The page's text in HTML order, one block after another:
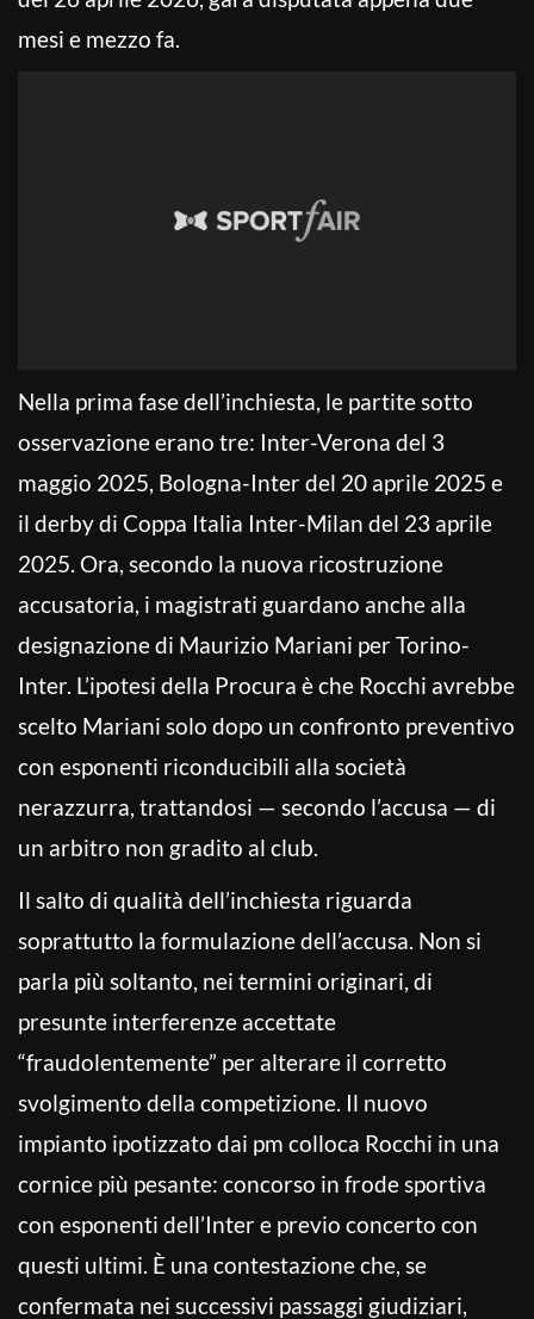
mesi e mezzo fa.
Nella prima fase dell’inchiesta, le partite sotto
osservazione erano tre: Inter-Verona del 3
maggio 2025, Bologna-Inter del 20 aprile 2025 e
il derby di Coppa Italia Inter-Milan del 23 aprile
2025. Ora, secondo la nuova ricostruzione
accusatoria, i magistrati guardano anche alla
designazione di Maurizio Mariani per Torino-
Inter. L’ipotesi della Procura è che Rocchi avrebbe
scelto Mariani solo dopo un confronto preventivo
con esponenti riconducibili alla società
nerazzurra, trattandosi — secondo l’accusa — di
un arbitro non gradito al club.
Il salto di qualità dell’inchiesta riguarda
soprattutto la formulazione dell’accusa. Non si
parla più soltanto, nei termini originari, di
presunte interferenze accettate
“fraudolentemente” per alterare il corretto
svolgimento della competizione. Il nuovo
impianto ipotizzato dai pm colloca Rocchi in una
cornice più pesante: concorso in frode sportiva
con esponenti dell’Inter e previo concerto con
questi ultimi. È una contestazione che, se
confermata nei successivi passaggi giudiziari,